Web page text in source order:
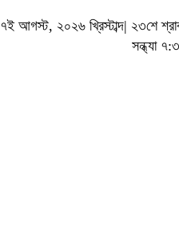
৭ই আগস্ট, ২০২৬ খ্রিস্টাব্দ| ২৩শে
সন্ধ্যা